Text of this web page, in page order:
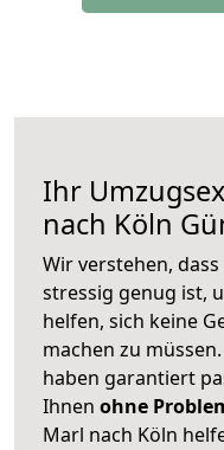
Ihr
nach Köln
Wir verstehen,
stressig genug ist,
helfen, sich keine
machen zu
haben garantiert
Ihnen ohne
Marl nach Köln